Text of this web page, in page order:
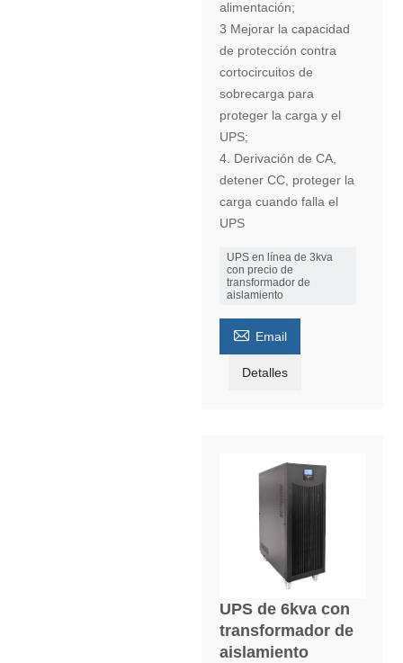
alimentación;
3 Mejorar la capacidad
de protección contra
cortocircuitos de
sobrecarga para
proteger la carga y el
UPS;
4. Derivación de CA,
detener CC, proteger la
carga cuando falla el
UPS
UPS en línea de 3kva
con precio de
transformador de
aislamiento
 Email
Detalles
UPS de 6kva con
transformador de
aislamiento